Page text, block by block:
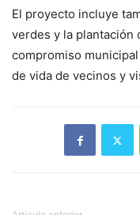
El proyecto incluye
verdes y la plantación
compromiso
de vida de vecinos y